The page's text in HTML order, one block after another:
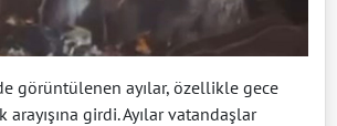
görüntülenen ayılar, özellikle gece
girdi. Ayılar vatandaşlar